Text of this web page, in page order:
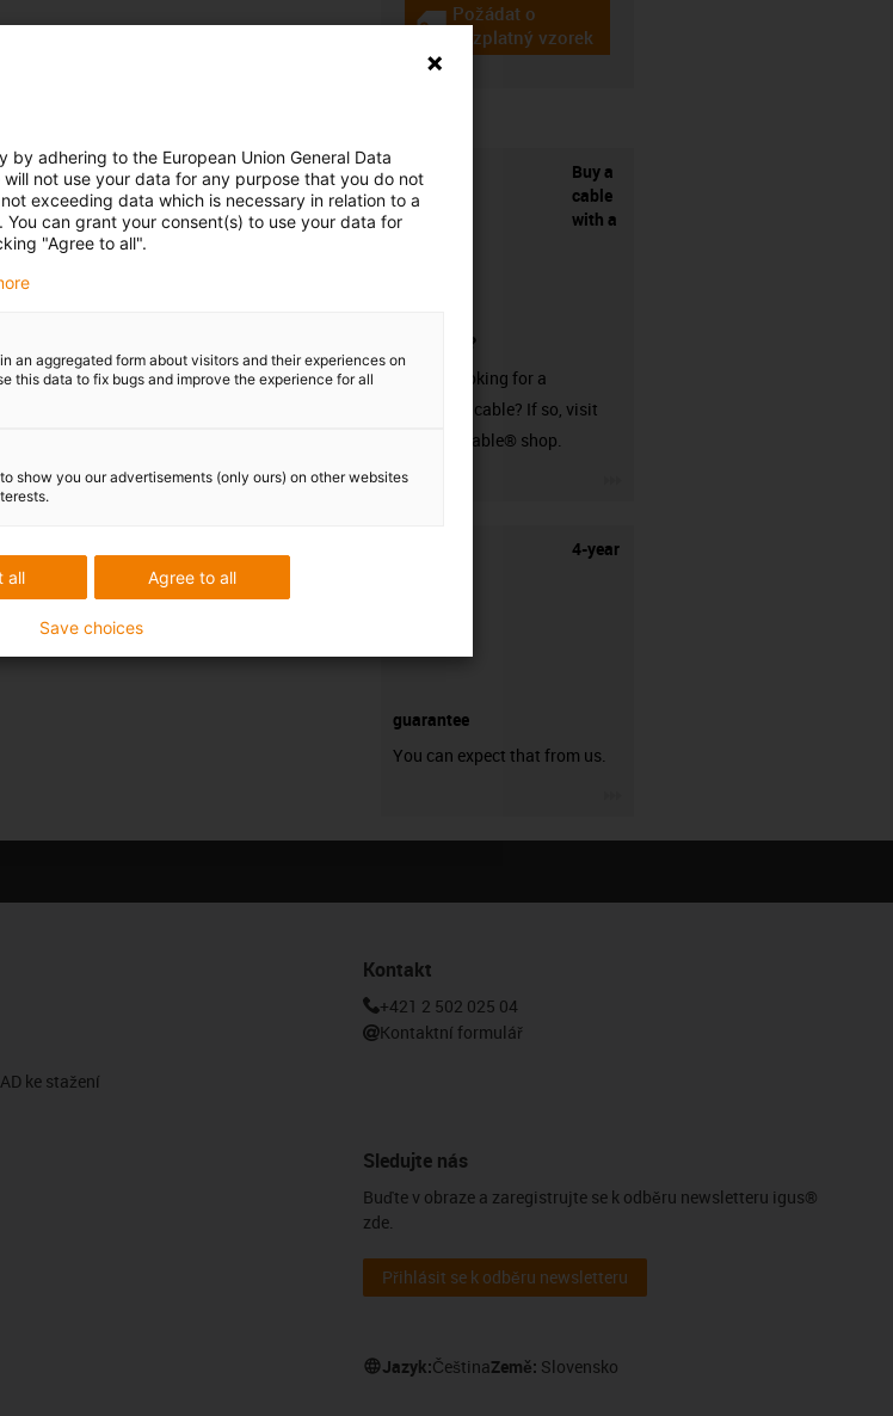
igus-icon-gratismuster
Požádat o
bezplatný vzorek
Buy a
cable
with a
connector?
Are you looking for a
harnessed cable? If so, visit
our readycable® shop.
4-year
guarantee
You can expect that from us.
ke stažení
Kontakt
+421 2 502 025 04
Kontaktní formulář
Sledujte nás
Buďte v obraze a zaregistrujte se k odběru newsletteru igus®
zde.
Přihlásit se k odběru newsletteru
Jazyk:ČeštinaZemě: Slovensko
adhering to the European Union General Data
will not use your data for any purpose that you do not
exceeding data which is necessary in relation to a
can grant your consent(s) to use your data for
"Agree to all".
an aggregated form about visitors and their experiences on
this data to fix bugs and improve the experience for all
show you our advertisements (only ours) on other websites
Agree to all
all
Save choices